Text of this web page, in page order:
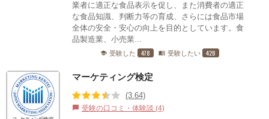
業者に適正な食品表示を促し、また消費者の適正
な食品知識、判断力等の育成、さらには食品市場
全体の安全・安心の向上を目的としています。食
品製造業、小売業...
school 受験した 478 menu_book 受験したい 428
マーケティング検定
(3.64)
chat_bubble 受験の口コミ・体験談 (4)